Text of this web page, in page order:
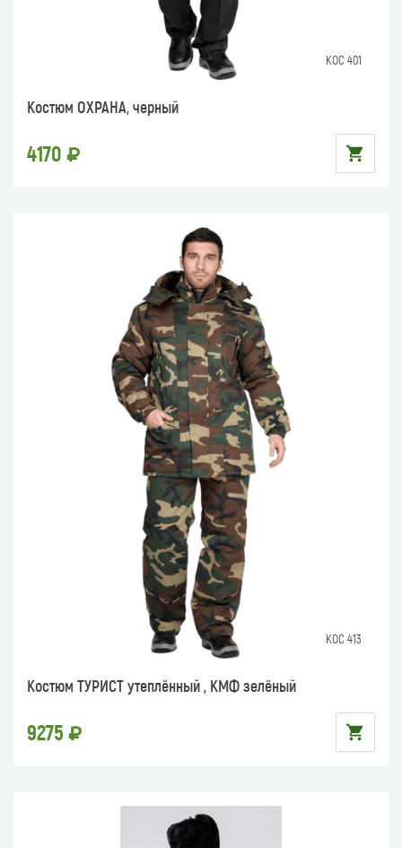
КОС 401
Костюм ОХРАНА, черный
4170
КОС 413
Костюм ТУРИСТ утеплённый , КМФ зелёный
9275